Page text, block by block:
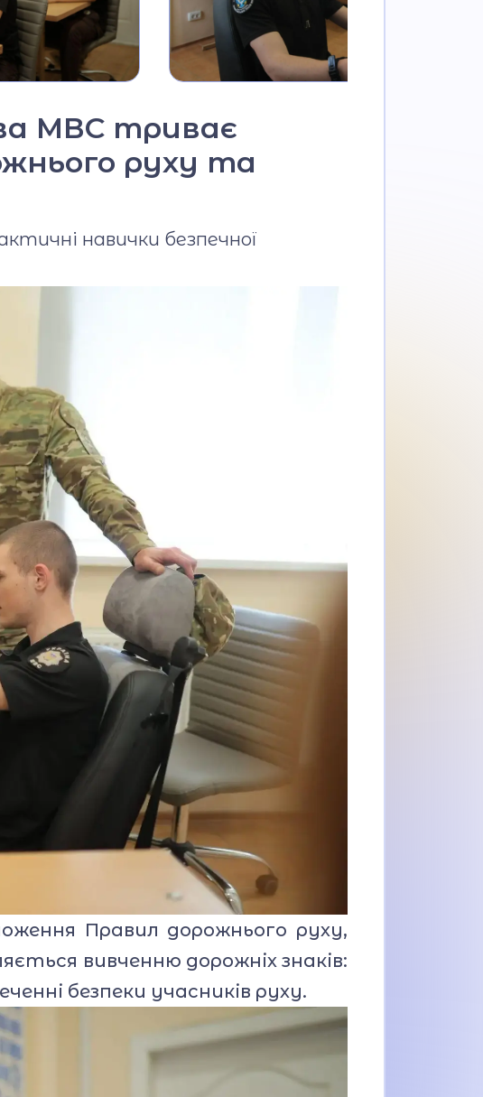
МВС триває
руху та
навички безпечної
Правил дорожнього руху,
вивченню дорожніх знаків:
безпеки учасників руху.